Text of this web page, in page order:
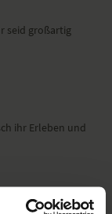
seid großartig
ihr Erleben und